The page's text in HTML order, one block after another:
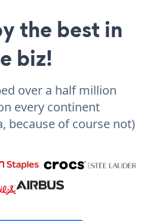
the best in
biz!
over a half million
every continent
because of course not)